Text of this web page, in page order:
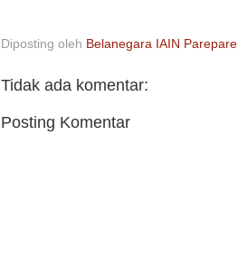
Diposting oleh Belanegara IAIN Parepare
Tidak ada komentar:
Posting Komentar